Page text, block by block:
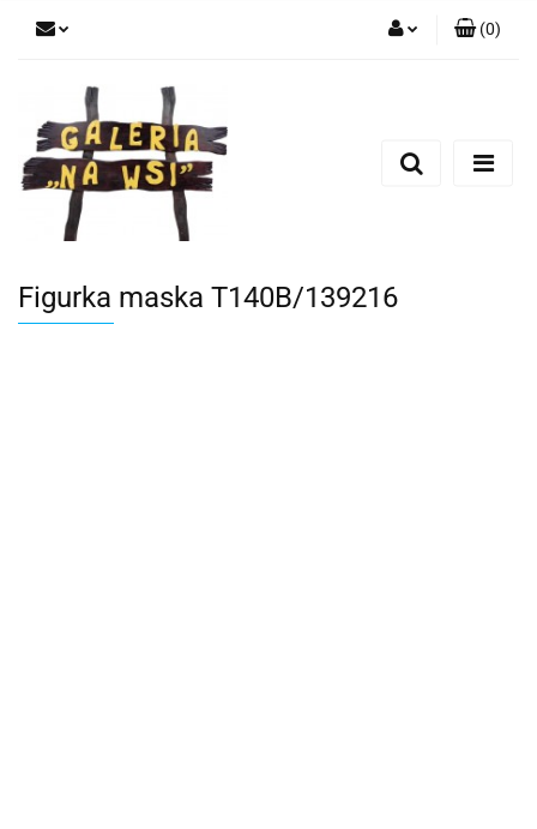
Dodaj zgłoszenie
(0)
Figurka maska T140B/139216